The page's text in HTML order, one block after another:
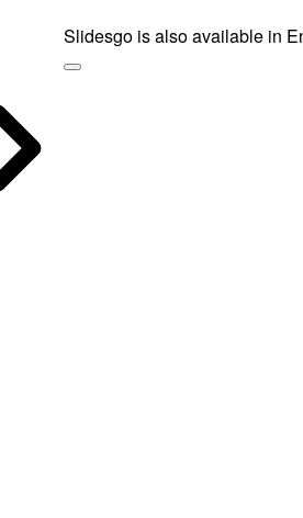
Slidesgo is also available in